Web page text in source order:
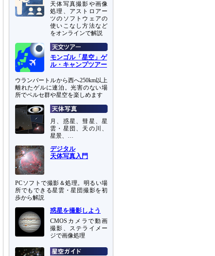
天体写真撮影や画像
処理、アストロアー
ツのソフトウェアの
使いこなし方法など
をオンラインで解説
モンゴル「星空」ゲ
ル・キャンプツアー
ウランバートルから西へ250km以上
離れたゲルに連泊。光害のない場
所でペルセ群や星空を楽しめます
月、惑星、彗星、星
雲・星団、天の川、
星景、…
デジタル
天体写真入門
PCソフトで撮影＆処理。明るい場
所でもできる星雲・星団撮影を初
歩から解説
惑星を撮影しよう
CMOSカメラで動画
撮影、ステライメー
ジで画像処理